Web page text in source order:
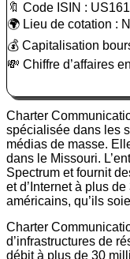
🔖 Code ISIN :
🌍 Lieu de cotation :
💰 Capitalisation
💸 Chiffre d’affaires
Charter
spécialisée dans les
médias de masse.
dans le Missouri.
Spectrum et fournit
et d’Internet à plus
américains, qu’ils
Charter
d’infrastructures de
débit à plus de 30